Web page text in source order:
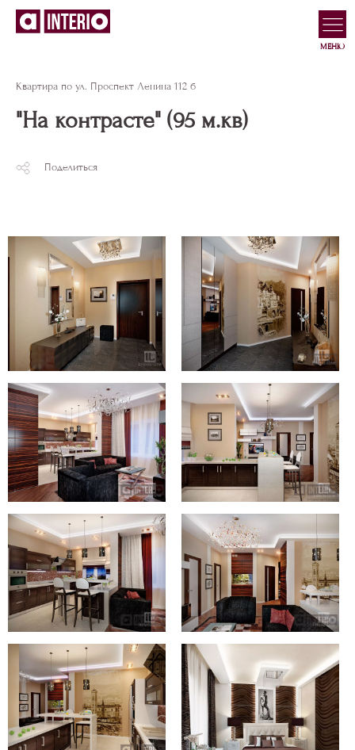
МЕНЮ
Квартира по ул. Проспект Ленина 112 б
"На контрасте" (95 м.кв)
Поделиться